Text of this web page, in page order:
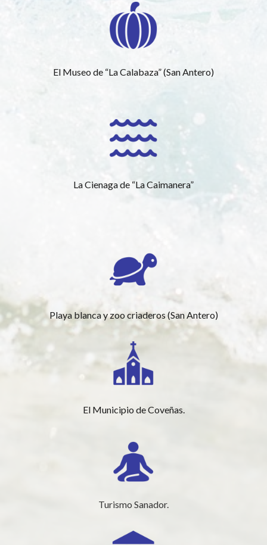
El Museo de “La Calabaza” (San Antero)
La Cienaga de “La Caimanera”
Playa blanca y zoo criaderos (San Antero)
El Municipio de Coveñas.
Turismo Sanador.